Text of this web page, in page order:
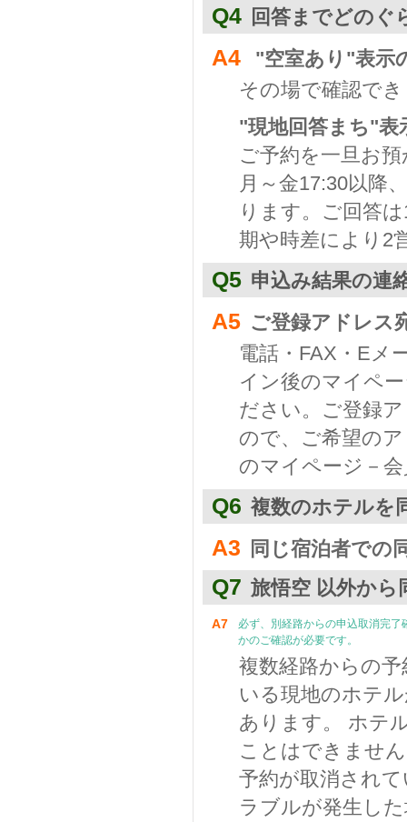
Q4 回答までどのぐ
A4
"空室あり"表示
その場で確認で
"現地回答まち"表
ご予約を一旦お
月～金17:30以降
ります。ご回答
期や時差により2
Q5 申込み結果の連
A5 ご登録アドレス
電話・FAX・Eメ
イン後のマイペ
ださい。ご登録
ので、ご希望の
のマイページ－
Q6 複数のホテルを
A3 同じ宿泊者での
Q7 旅悟空 以外から
A7
必ず、別経路からの申込取消完
かのご確認が必要です。
複数経路からの
いる現地のホテ
あります。 ホテ
ことはできませ
予約が取消され
ラブルが発生し